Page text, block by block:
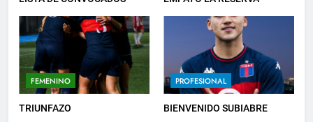
FEMENINO
TRIUNFAZO
PROFESIONAL
BIENVENIDO SUBIABRE
8
EL ÁRBITRO
PROFESIONAL